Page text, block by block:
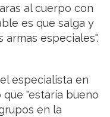
al cuerpo con
es que salga y
armas especiales".
especialista en
"estaría bueno
en la